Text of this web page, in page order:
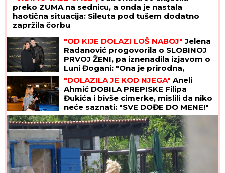
preko ZUMA na sednicu, a onda je nastala
haotična situacija: Sileuta pod tušem dodatno
zapržila čorbu
"OD KIJE DOLAZI LOŠ NABOJ" Jelena
Radanović progovorila o SLOBINOJ
PRVOJ ŽENI, pa iznenadila izjavom o
Luni Đogani: "Ona je prirodna,
dopada mi se"
"DOLAZILA JE KOD NJEGA" Aneli
Ahmić DOBILA PREPISKE Filipa
Đukića i bivše cimerke, mislili da niko
neće saznati: "SVE DOĐE DO MENE!"